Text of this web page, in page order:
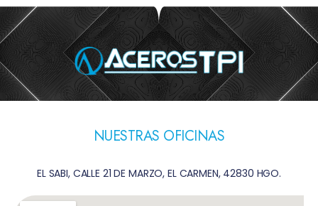
NUESTRAS OFICINAS
EL SABI, CALLE 21 DE MARZO, EL CARMEN, 42830 HGO.